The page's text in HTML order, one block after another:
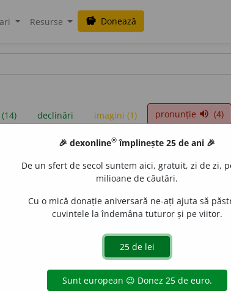
Resurse savings Donează
declinări imagini (1) pronunție volume_up (4)
sunt compilate de echipa dexonline. Definițiile
reordona filele pe pagina depreferințe.
surse
🎉 dexonline® împlinește 25 de ani 🎉
De un sfert de secol suntem aici, gratuit, zi de zi,
milioane de căutări.
Cu o mică donație aniversară ne-ați ajuta să
cuvintele la îndemâna tuturor și pe viitor.